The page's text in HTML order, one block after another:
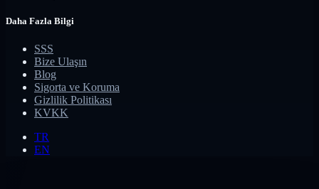
Daha Fazla Bilgi
SSS
Bize Ulaşın
Blog
Sigorta ve Koruma
Gizlilik Politikası
KVKK
TR
EN